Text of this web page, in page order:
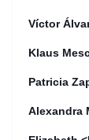
Víctor
Klaus
Patricia
Alexandra